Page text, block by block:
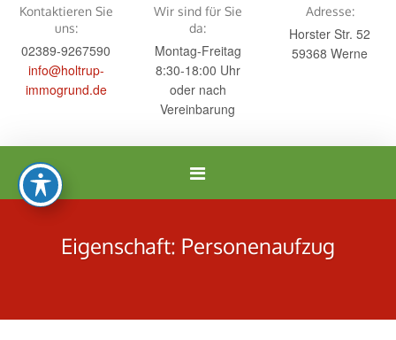
Kontaktieren Sie
uns:
02389-9267590
info@holtrup-
immogrund.de
Wir sind für Sie
da:
Montag-Freitag
8:30-18:00 Uhr
oder nach
Vereinbarung
Adresse:
Horster Str. 52
59368 Werne
Navigation
Eigenschaft: Personenaufzug